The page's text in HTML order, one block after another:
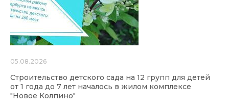
05.08.2026
Строительство детского сада на 12 групп для детей
от 1 года до 7 лет началось в жилом комплексе
"Новое Колпино"